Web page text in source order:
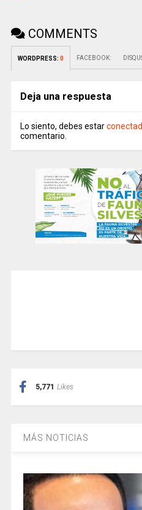
COMMENTS
WORDPRESS: 0 FACEBOOK:
Deja una respuesta
Lo siento, debes estar
comentario.
5,771 Likes
MÁS NOTICIAS